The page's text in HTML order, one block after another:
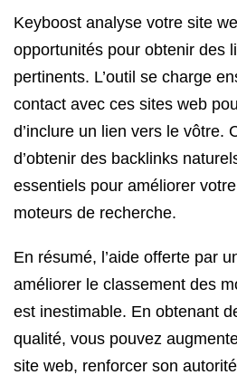
Keyboost analyse votre site
opportunités pour obtenir des
pertinents. L’outil se charge
contact avec ces sites web
d’inclure un lien vers le vôtre.
d’obtenir des backlinks
essentiels pour améliorer
moteurs de recherche.
En résumé, l’aide offerte par
améliorer le classement des
est inestimable. En obtenant
qualité, vous pouvez
site web, renforcer son